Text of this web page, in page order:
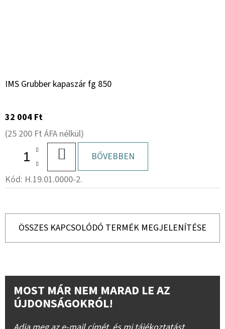
IMS Grubber kapaszár fg 850
32 004 Ft
(25 200 Ft ÁFA nélkül)
KOSÁRBABŐVEBBEN
Kód: H.19.01.0000-2.
ÖSSZES KAPCSOLÓDÓ TERMÉK MEGJELENÍTÉSE
MOST MÁR NEM MARAD LE AZ
ÚJDONSÁGOKRÓL!